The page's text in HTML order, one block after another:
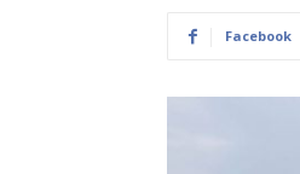
Facebook